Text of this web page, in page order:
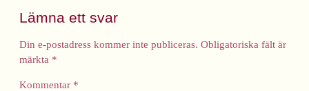
Lämna ett svar
Din e-postadress kommer inte publiceras. Obligatoriska fält är
märkta *
Kommentar *